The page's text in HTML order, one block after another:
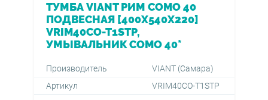
ТУМБА VIANT РИМ COMO 40
ПОДВЕСНАЯ [400X540X220]
VRIM40CO-T1STP,
УМЫВАЛЬНИК COMO 40*
Производитель
VIANT (Самара)
Артикул
VRIM40CO-T1STP